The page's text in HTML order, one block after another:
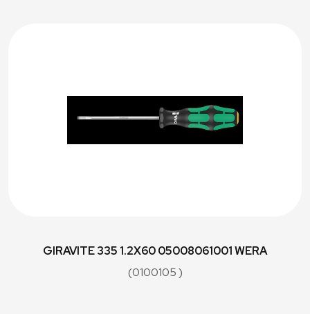
GIRAVITE 335 1.2X60 05008061001 WERA
(0100105 )